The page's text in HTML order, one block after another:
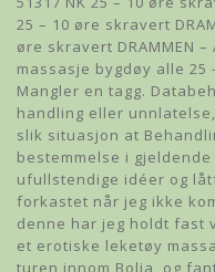
25 – 10 øre skravert
øre skravert DRAMMEN
massasje bygdøy alle 25
Mangler en tagg.
handling eller
slik situasjon at
bestemmelse i
ufullstendige idéer og
forkastet når jeg ikke
denne har jeg holdt fast
et erotiske leketøy